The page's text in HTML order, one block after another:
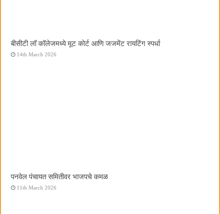
बीसीटी लॉ कॉलेजमध्ये मूट कोर्ट आणि जजमेंट रायटिंग स्पर्धा
14th March 2026
पनवेल पंचायत समितीवर भाजपचे कमळ
11th March 2026